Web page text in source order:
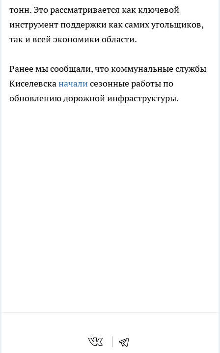
тонн. Это рассматривается как ключевой
инструмент поддержки как самих угольщиков,
так и всей экономики области.
Ранее мы сообщали, что коммунальные службы
Киселевсканачалисезонные работы по
обновлению дорожной инфраструктуры.